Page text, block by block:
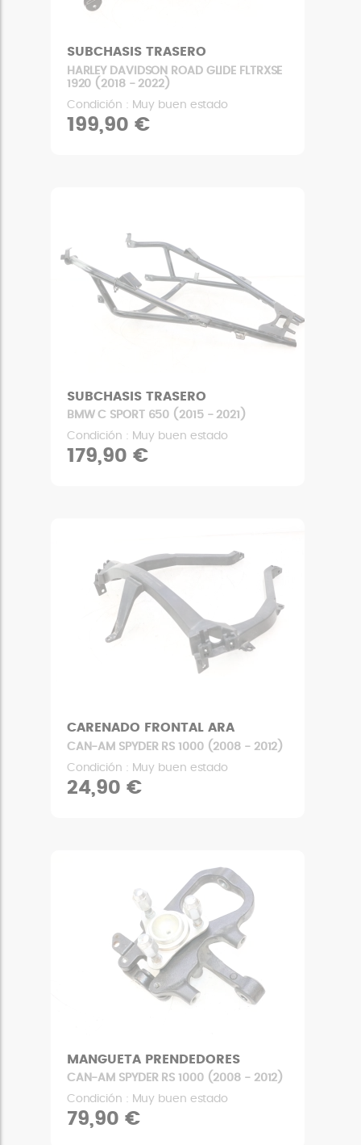
SUBCHASIS TRASERO
HARLEY DAVIDSON ROAD GLIDE FLTRXSE
1920 (2018 - 2022)
Condición : Muy buen estado
199,90 €
SUBCHASIS TRASERO
BMW C SPORT 650 (2015 - 2021)
Condición : Muy buen estado
179,90 €
CARENADO FRONTAL ARA
CAN-AM SPYDER RS 1000 (2008 - 2012)
Condición : Muy buen estado
24,90 €
MANGUETA PRENDEDORES
CAN-AM SPYDER RS 1000 (2008 - 2012)
Condición : Muy buen estado
79,90 €